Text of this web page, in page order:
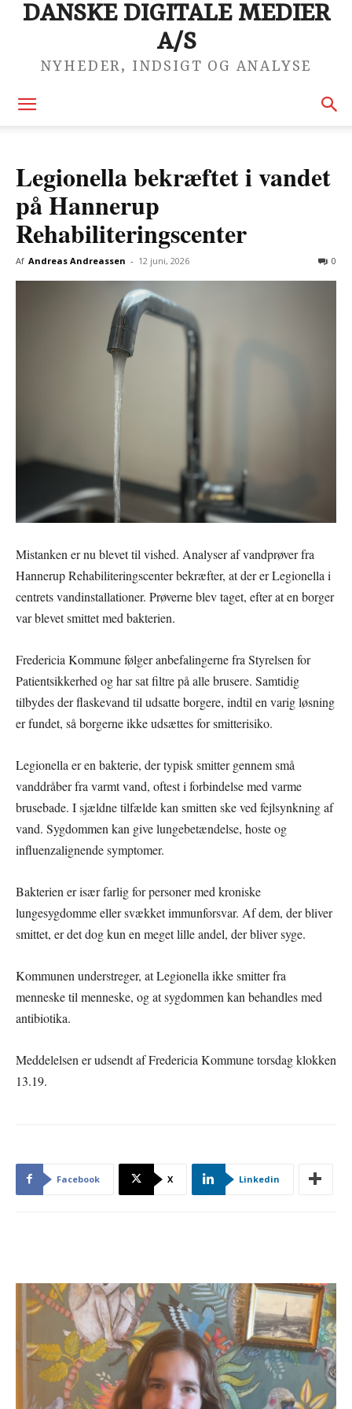
DANSKE DIGITALE MEDIER
A/S
NYHEDER, INDSIGT OG ANALYSE
Legionella bekræftet i vandet
på Hannerup
Rehabiliteringscenter
Af Andreas Andreassen - 12 juni, 2026 0
Mistanken er nu blevet til vished. Analyser af vandprøver fra
Hannerup Rehabiliteringscenter bekræfter, at der er Legionella i
centrets vandinstallationer. Prøverne blev taget, efter at en borger
var blevet smittet med bakterien.
Fredericia Kommune følger anbefalingerne fra Styrelsen for
Patientsikkerhed og har sat filtre på alle brusere. Samtidig
tilbydes der flaskevand til udsatte borgere, indtil en varig løsning
er fundet, så borgerne ikke udsættes for smitterisiko.
Legionella er en bakterie, der typisk smitter gennem små
vanddråber fra varmt vand, oftest i forbindelse med varme
brusebade. I sjældne tilfælde kan smitten ske ved fejlsynkning af
vand. Sygdommen kan give lungebetændelse, hoste og
influenzalignende symptomer.
Bakterien er især farlig for personer med kroniske
lungesygdomme eller svækket immunforsvar. Af dem, der bliver
smittet, er det dog kun en meget lille andel, der bliver syge.
Kommunen understreger, at Legionella ikke smitter fra
menneske til menneske, og at sygdommen kan behandles med
antibiotika.
Meddelelsen er udsendt af Fredericia Kommune torsdag klokken
13.19.
Facebook X Linkedin